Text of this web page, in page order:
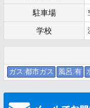
駐車場
学校
ガス:都市ガス 風呂:有